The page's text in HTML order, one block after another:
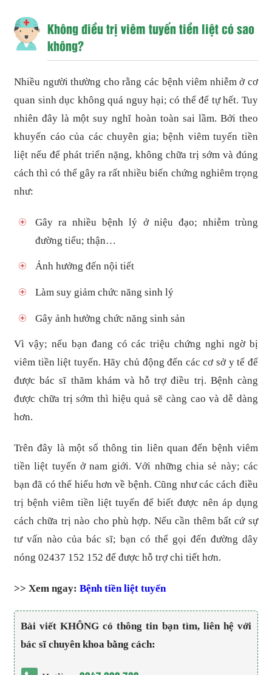
Không điều trị viêm tuyến tiền liệt có sao
không?
Nhiều người thường cho rằng các bệnh viêm nhiễm ở cơ
quan sinh dục không quá nguy hại; có thể để tự hết. Tuy
nhiên đây là một suy nghĩ hoàn toàn sai lầm. Bởi theo
khuyến cáo của các chuyên gia; bệnh viêm tuyến tiền
liệt nếu để phát triển nặng, không chữa trị sớm và đúng
cách thì có thể gây ra rất nhiều biến chứng nghiêm trọng
như:
Gây ra nhiều bệnh lý ở niệu đạo; nhiễm trùng
đường tiểu; thận…
Ảnh hưởng đến nội tiết
Làm suy giảm chức năng sinh lý
Gây ảnh hưởng chức năng sinh sản
Vì vậy; nếu bạn đang có các triệu chứng nghi ngờ bị
viêm tiền liệt tuyến. Hãy chủ động đến các cơ sở y tế để
được bác sĩ thăm khám và hỗ trợ điều trị. Bệnh càng
được chữa trị sớm thì hiệu quả sẽ càng cao và dễ dàng
hơn.
Trên đây là một số thông tin liên quan đến bệnh viêm
tiền liệt tuyến ở nam giới. Với những chia sẻ này; các
bạn đã có thể hiểu hơn về bệnh. Cũng như các cách điều
trị bệnh viêm tiền liệt tuyến để biết được nên áp dụng
cách chữa trị nào cho phù hợp. Nếu cần thêm bất cứ sự
tư vấn nào của bác sĩ; bạn có thể gọi đến đường dây
nóng 02437 152 152 để được hỗ trợ chi tiết hơn.
>> Xem ngay:Bệnh tiền liệt tuyến
Bài viết KHÔNG có thông tin bạn tìm, liên hệ với
bác sĩ chuyên khoa bằng cách: